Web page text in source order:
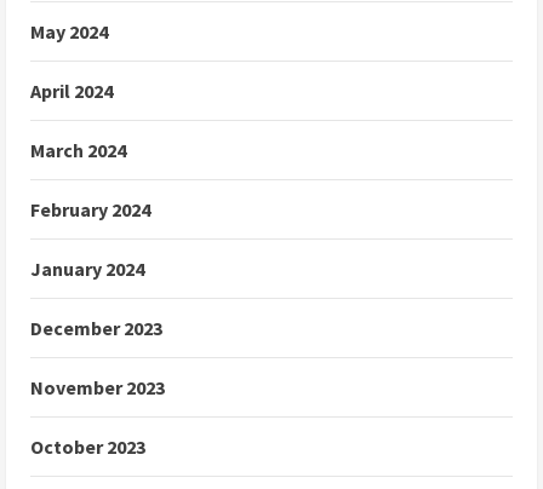
May 2024
April 2024
March 2024
February 2024
January 2024
December 2023
November 2023
October 2023